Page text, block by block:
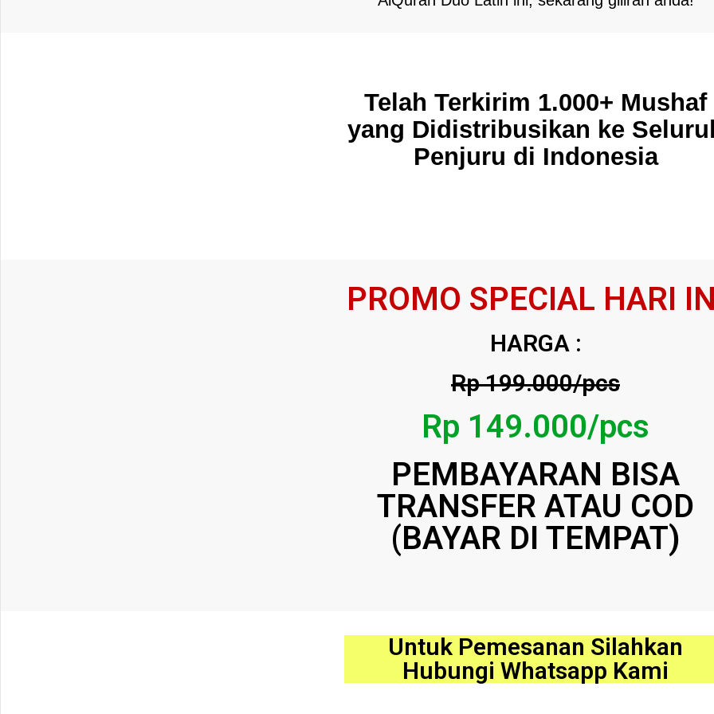
Telah Terkirim 1.000+ Mushaf
yang Didistribusikan ke
Penjuru di Indonesia
PROMO SPECIAL HARI
HARGA :
Rp 199.000/pcs
Rp 149.000/pcs
PEMBAYARAN BISA
TRANSFER ATAU COD
(BAYAR DI TEMPAT)
Untuk Pemesanan Silahkan
Hubungi Whatsapp Kami